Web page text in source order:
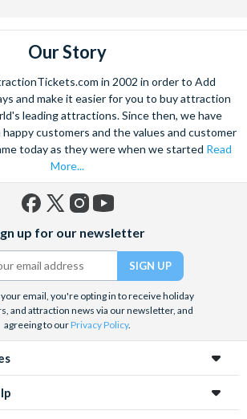
Our Story
in 2002 in order to Add
and make it easier for you to buy attraction
leading attractions. Since then, we have
happy customers and the values and customer
today as they were when we started Read
More...
(formerly
Twitter)
up for our newsletter
email, you're opting in to receive holiday
and attraction news via our newsletter, and
agreeing to ourPrivacy Policy.